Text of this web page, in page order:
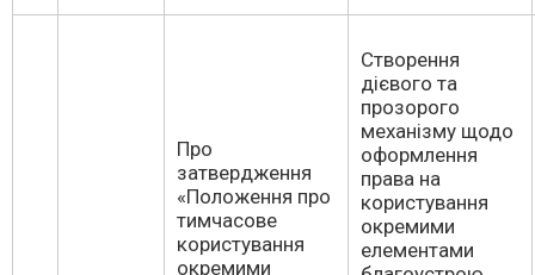
Про
затвердження
«Положення про
тимчасове
користування
окремими
Створення
дієвого та
прозорого
механізму щодо
оформлення
права на
користування
окремими
елементами